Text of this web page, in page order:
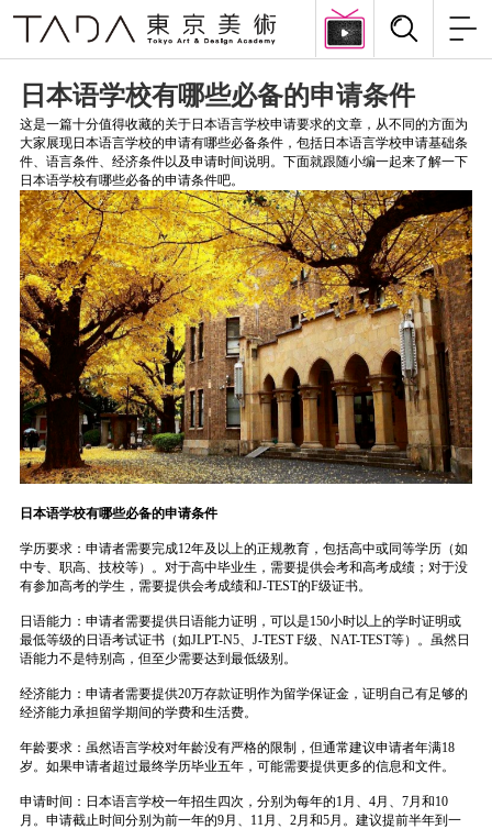
日本语学校有哪些必备的申请条件
这是一篇十分值得收藏的关于日本语言学校申请要求的文章，从不同的方面为
大家展现日本语言学校的申请有哪些必备条件，包括日本语言学校申请基础条
件、语言条件、经济条件以及申请时间说明。下面就跟随小编一起来了解一下
日本语学校有哪些必备的申请条件吧。
日本语学校有哪些必备的申请条件
学历要求：申请者需要完成12年及以上的正规教育，包括高中或同等学历（如
中专、职高、技校等）。对于高中毕业生，需要提供会考和高考成绩；对于没
有参加高考的学生，需要提供会考成绩和J-TEST的F级证书。
日语能力：申请者需要提供日语能力证明，可以是150小时以上的学时证明或
最低等级的日语考试证书（如JLPT-N5、J-TEST F级、NAT-TEST等）。虽然日
语能力不是特别高，但至少需要达到最低级别。
经济能力：申请者需要提供20万存款证明作为留学保证金，证明自己有足够的
经济能力承担留学期间的学费和生活费。
年龄要求：虽然语言学校对年龄没有严格的限制，但通常建议申请者年满18
岁。如果申请者超过最终学历毕业五年，可能需要提供更多的信息和文件。
申请时间：日本语言学校一年招生四次，分别为每年的1月、4月、7月和10
月。申请截止时间分别为前一年的9月、11月、2月和5月。建议提前半年到一